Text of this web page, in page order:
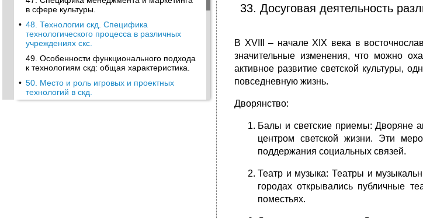
в сфере культуры.
• 48. Технологии скд. Специфика
технологического процесса в различных
учреждениях скс.
49. Особенности функционального подхода
к технологиям скд: общая характеристика.
• 50. Место и роль игровых и проектных
технологий в скд.
33. Досуговая деятельность
В XVIII – начале XIX века в
значительные изменения, что можно
активное развитие светской культуры,
повседневную жизнь.
Дворянство:
Балы и светские приемы: Дворяне
центром светской жизни. Эти
поддержания социальных связей.
Театр и музыка: Театры и
городах открывались публичные
поместьях.